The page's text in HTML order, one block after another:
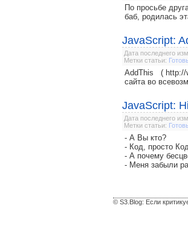
По просьбе
баб, родилась
JavaScript:
Дата последнего
Метки статьи:
AddThis ( http://
сайта во
JavaScript:
Дата последнего
Метки статьи:
- А Вы кто?
- Код, просто
- А почему
- Меня забыли
© S3.Blog: Если